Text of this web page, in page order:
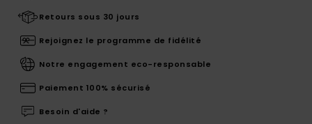
Retours sous 30 jours
Rejoignez le programme de fidélité
Notre engagement eco-responsable
Paiement 100% sécurisé
Besoin d'aide ?